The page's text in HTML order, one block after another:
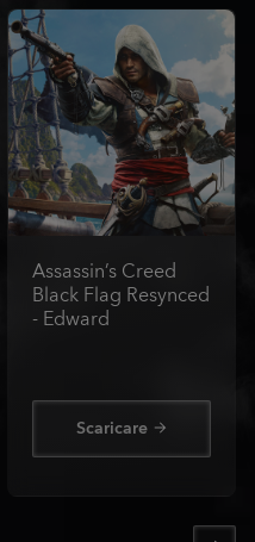
Assassin’s Creed
Black Flag Resynced
- Edward
Scaricare